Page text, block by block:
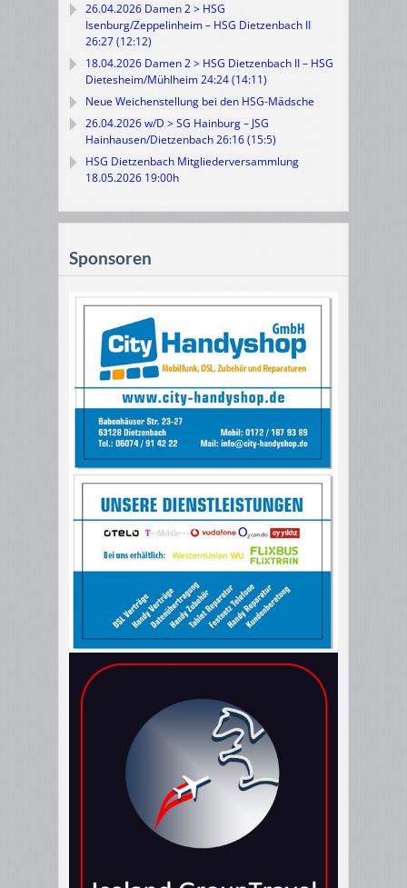
26.04.2026 Damen 2 > HSG
Isenburg/Zeppelinheim – HSG Dietzenbach II
26:27 (12:12)
18.04.2026 Damen 2 > HSG Dietzenbach II – HSG
Dietesheim/Mühlheim 24:24 (14:11)
Neue Weichenstellung bei den HSG-Mädsche
26.04.2026 w/D > SG Hainburg – JSG
Hainhausen/Dietzenbach 26:16 (15:5)
HSG Dietzenbach Mitgliederversammlung
18.05.2026 19:00h
Sponsoren